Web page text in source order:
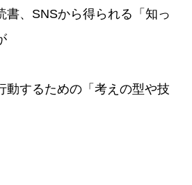
書、SNSから得られる「知っ
動するための「考えの型や技